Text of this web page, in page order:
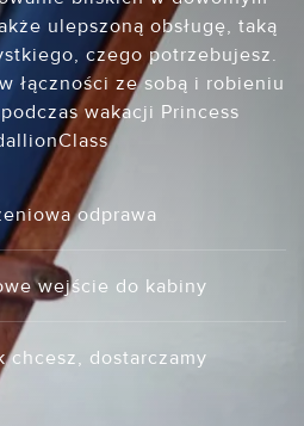
ulepszoną obsługę, taką
czego potrzebujesz.
łączności ze sobą i robieniu
wakacji Princess
odprawa
wejście do kabiny
chcesz, dostarczamy